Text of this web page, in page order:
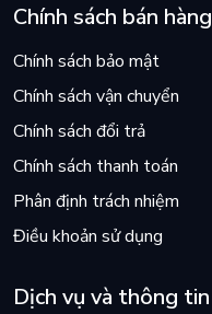
Chính sách bán hàng
Chính sách bảo mật
Chính sách vận chuyển
Chính sách đổi trả
Chính sách thanh toán
Phân định trách nhiệm
Điều khoản sử dụng
Dịch vụ và thông tin